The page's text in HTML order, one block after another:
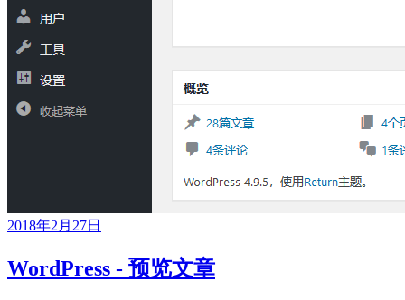
2018年2月27日
WordPress - 预览文章